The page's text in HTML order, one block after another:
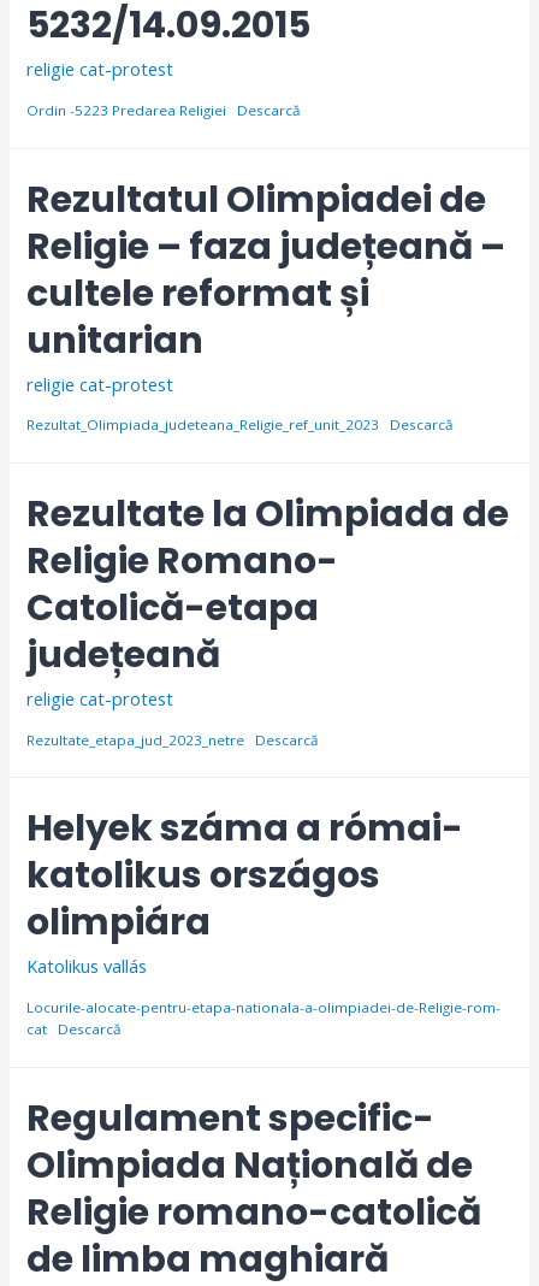
5232/14.09.2015
religie cat-protest
Ordin -5223 Predarea Religiei Descarcă
Rezultatul Olimpiadei de
Religie – faza județeană –
cultele reformat și
unitarian
religie cat-protest
Rezultat_Olimpiada_judeteana_Religie_ref_unit_2023 Descarcă
Rezultate la Olimpiada de
Religie Romano-
Catolică-etapa
județeană
religie cat-protest
Rezultate_etapa_jud_2023_netre Descarcă
Helyek száma a római-
katolikus országos
olimpiára
Katolikus vallás
Locurile-alocate-pentru-etapa-nationala-a-olimpiadei-de-Religie-rom-
cat
Descarcă
Regulament specific-
Olimpiada Națională de
Religie romano-catolică
de limba maghiară